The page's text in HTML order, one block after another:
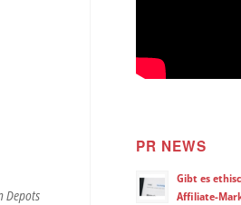
Depots
PR NEWS
Gibt es
Affiliate-